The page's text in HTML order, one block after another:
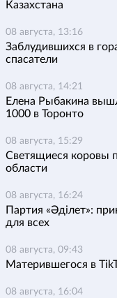
Казахстана
08 августа, 13:16
Заблудившихся в
спасатели
08 августа, 14:21
Елена Рыбакина
1000 в Торонто
08 августа, 15:29
Светящиеся коровы
области
08 августа, 16:24
Партия «Әділет»:
для всех
08 августа, 09:43
Матерившегося в
08 августа, 16:04